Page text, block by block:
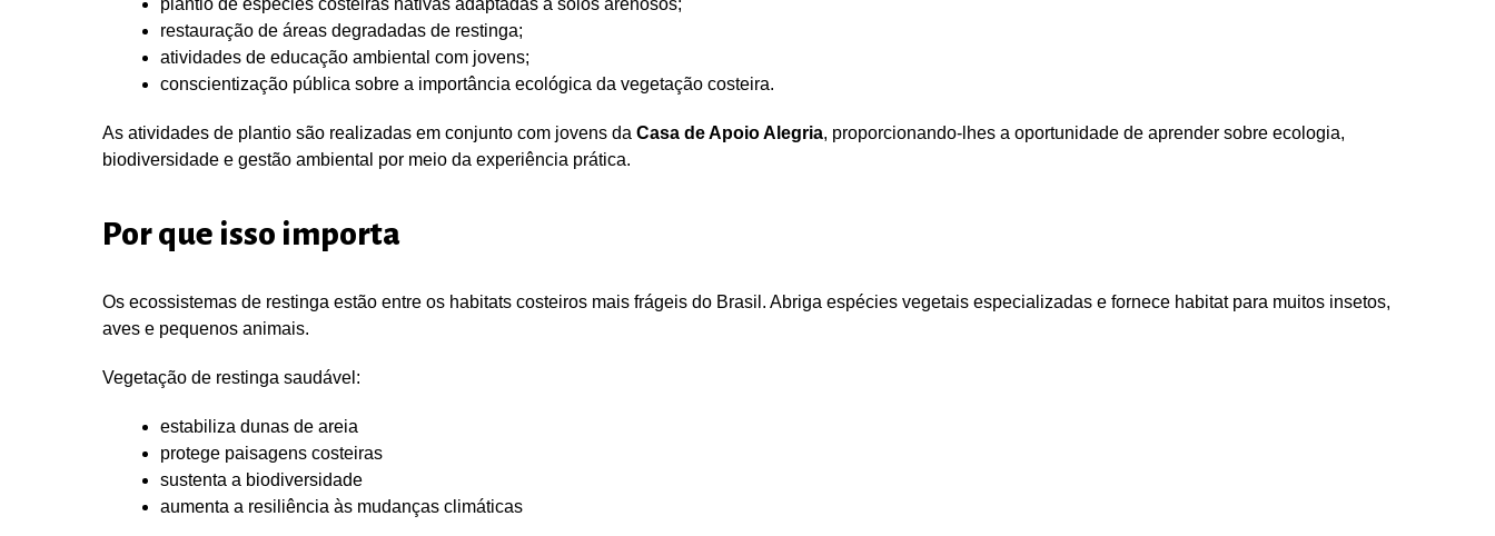
plantio de espécies costeiras nativas adaptadas a solos arenosos;
restauração de áreas degradadas de restinga;
atividades de educação ambiental com jovens;
conscientização pública sobre a importância ecológica da vegetação costeira.
As atividades de plantio são realizadas em conjunto com jovens da Casa de Apoio Alegria, proporcionando-lhes a oportunidade de aprender sobre ecologia,
biodiversidade e gestão ambiental por meio da experiência prática.
Por que isso importa
Os ecossistemas de restinga estão entre os habitats costeiros mais frágeis do Brasil. Abriga espécies vegetais especializadas e fornece habitat para muitos insetos,
aves e pequenos animais.
Vegetação de restinga saudável:
estabiliza dunas de areia
protege paisagens costeiras
sustenta a biodiversidade
aumenta a resiliência às mudanças climáticas